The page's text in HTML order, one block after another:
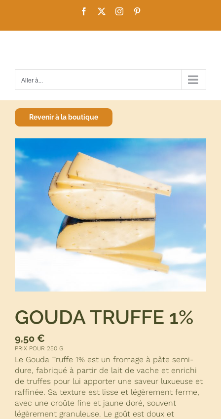
Facebook Instagram
Aller à...
Revenir à la boutique
GOUDA TRUFFE 1%
9,50 €
PRIX POUR 250 G
Le Gouda Truffe 1% est un fromage à pâte semi-
dure, fabriqué à partir de lait de vache et enrichi
de truffes pour lui apporter une saveur luxueuse et
raffinée. Sa texture est lisse et légèrement ferme,
avec une croûte fine et jaune doré, souvent
légèrement granuleuse. Le goût est doux et